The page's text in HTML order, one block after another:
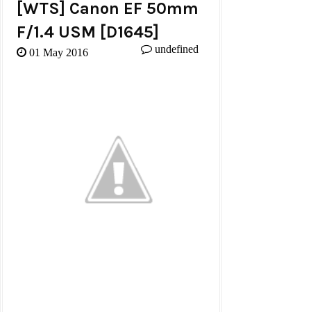
[WTS] Canon EF 50mm
F/1.4 USM [d1645]
01 May 2016 undefined